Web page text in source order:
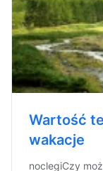
Wartość
wakacje
noclegiCzy